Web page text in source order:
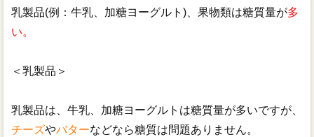
乳製品(例：牛乳、加糖ヨーグルト)、果物類は糖質量が多
い。
＜乳製品＞
乳製品は、牛乳、加糖ヨーグルトは糖質量が多いですが、
チーズやバターなどなら糖質は問題ありません。